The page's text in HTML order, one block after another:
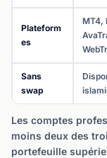
Plateform
es
MT4,
Sans
swap
Les comptes
moins deux des
portefeuille